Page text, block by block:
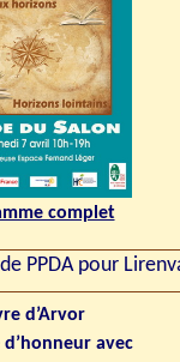
complet
d’Arvor
d’honneur avec
PPDA pour